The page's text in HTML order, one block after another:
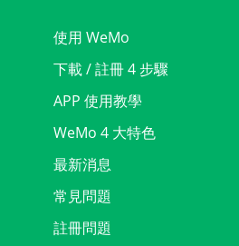
使用 WeMo
下載 / 註冊 4 步驟
APP 使用教學
WeMo 4 大特色
最新消息
常見問題
註冊問題